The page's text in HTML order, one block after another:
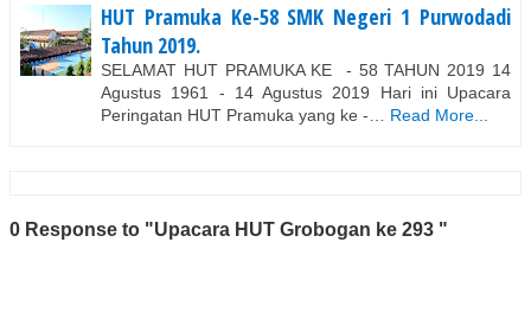
HUT Pramuka Ke-58 SMK Negeri 1 Purwodadi
Tahun 2019.
SELAMAT HUT PRAMUKA KE - 58 TAHUN 2019 14
Agustus 1961 - 14 Agustus 2019 Hari ini Upacara
Peringatan HUT Pramuka yang ke -…
Read More...
0 Response to "Upacara HUT Grobogan ke 293 "